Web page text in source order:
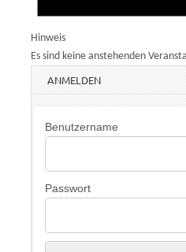
Hinweis
Es sind keine anstehenden
ANMELDEN
Benutzername
Passwort